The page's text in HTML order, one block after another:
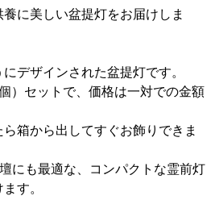
に美しい盆提灯をお届けしま
デザインされた盆提灯です。
）セットで、価格は一対での金額
箱から出してすぐお飾りできま
にも最適な、コンパクトな霊前灯
す。